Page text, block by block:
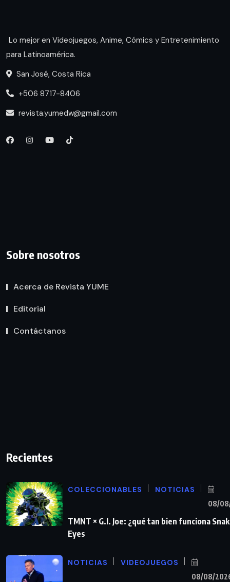
Lo mejor en Videojuegos, Anime, Cómics y Entretenimiento
para Latinoamérica.
San José, Costa Rica
+506 8717-8406
revista.yumedw@gmail.com
Sobre nosotros
Acerca de Revista YUME
Editorial
Contáctanos
Recientes
COLECCIONABLES NOTICIAS
08/
TMNT × G.I. Joe: ¿qué tan bien funciona
Eyes
NOTICIAS VIDEOJUEGOS
08/08/